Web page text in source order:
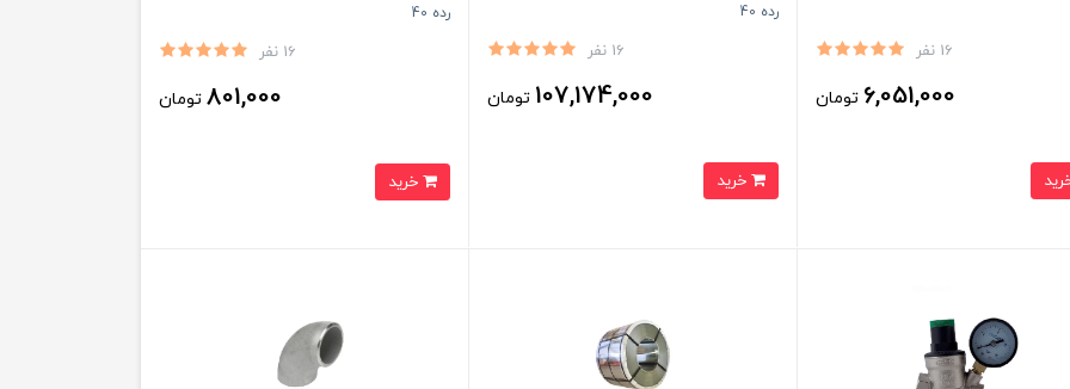
16 نفر
6,051,000 تومان
رده 40
16 نفر
107,174,000 تومان
خرید
رده 40
16 نفر
801,000تومان
خرید